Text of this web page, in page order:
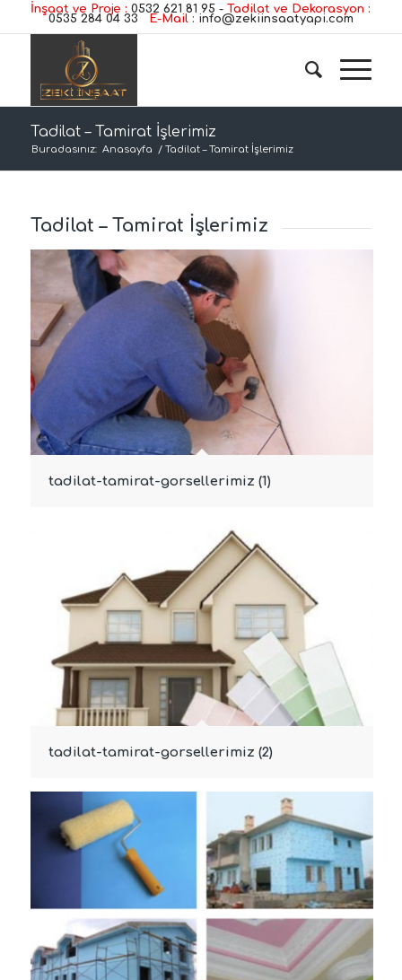
İnşaat ve Proje : 0532 621 81 95 - Tadilat ve Dekorasyon :
0535 284 04 33 E-Mail : info@zekiinsaatyapi.com
Tadilat – Tamirat İşlerimiz
Buradasınız: Anasayfa / Tadilat – Tamirat İşlerimiz
Tadilat – Tamirat İşlerimiz
tadilat-tamirat-gorsellerimiz (1)
tadilat-tamirat-gorsellerimiz (2)